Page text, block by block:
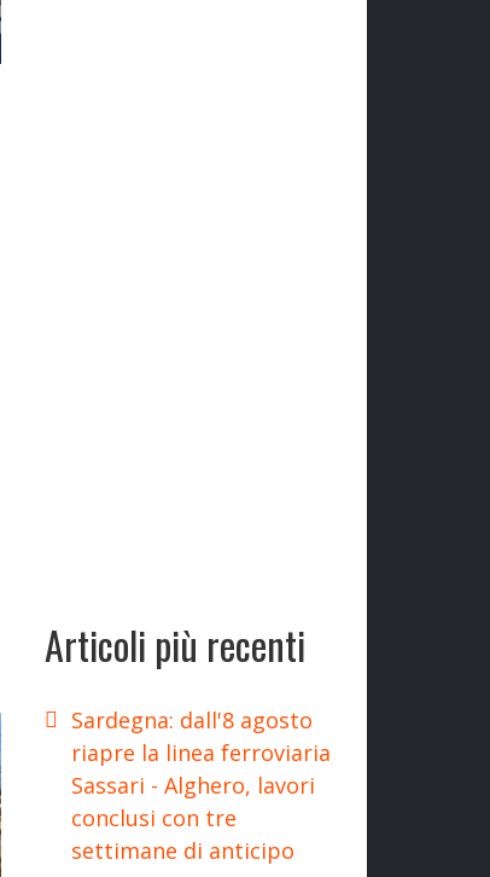
Articoli più recenti
Sardegna: dall'8 agosto
riapre la linea ferroviaria
Sassari - Alghero, lavori
conclusi con tre
settimane di anticipo